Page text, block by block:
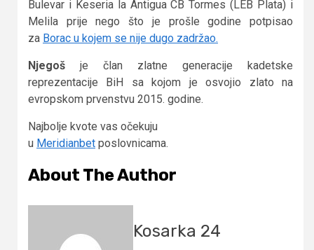
Bulevar i Keseria la Antigua CB Tormes (LEB Plata) i
Melila prije nego što je prošle godine potpisao
za Borac u kojem se nije dugo zadržao.
Njegoš je član zlatne generacije kadetske
reprezentacije BiH sa kojom je osvojio zlato na
evropskom prvenstvu 2015. godine.
Najbolje kvote vas očekuju
u Meridianbet poslovnicama.
About The Author
Kosarka 24